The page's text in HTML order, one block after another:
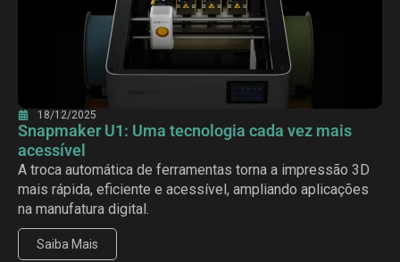
18/12/2025
Snapmaker U1: Uma tecnologia cada vez mais
acessível
A troca automática de ferramentas torna a impressão 3D
mais rápida, eficiente e acessível, ampliando aplicações
na manufatura digital.
Saiba Mais